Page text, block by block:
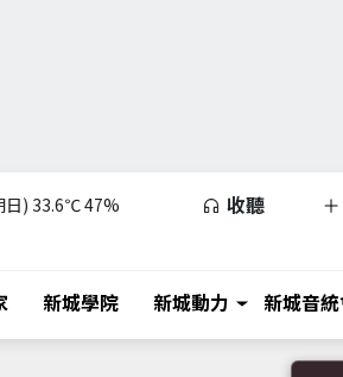
日) 33.6℃47% 收聽
新城學院 新城動力 新城音